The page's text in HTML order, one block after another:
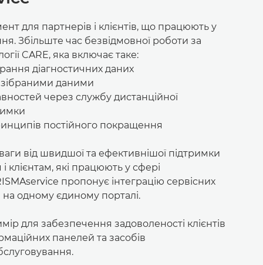
для партнерів і клієнтів, що працюють у
Збільште час безвідмовної роботи за
CARE, яка включає таке:
діагностичних даних
зібраними даними
через службу дистанційної
постійного покращення
від швидшої та ефективнішої підтримки
клієнтам, які працюють у сфері
пропонує інтеграцію сервісних
на одному єдиному порталі.
для забезпечення задоволеності клієнтів
панелей та засобів